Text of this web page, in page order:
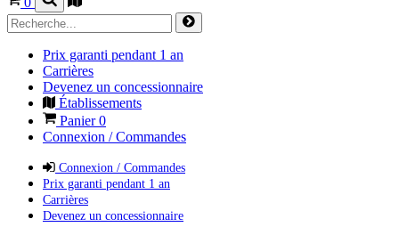
Prix garanti pendant 1 an
Carrières
Devenez un concessionnaire
Établissements
Panier0
Connexion / Commandes
Connexion / Commandes
Prix garanti pendant 1 an
Carrières
Devenez un concessionnaire